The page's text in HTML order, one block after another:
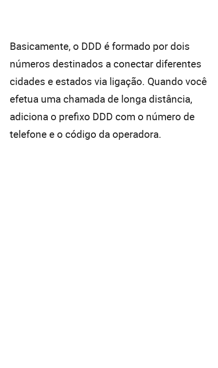
Basicamente, o DDD é formado por dois
números destinados a conectar diferentes
cidades e estados via ligação. Quando você
efetua uma chamada de longa distância,
adiciona o prefixo DDD com o número de
telefone e o código da operadora.